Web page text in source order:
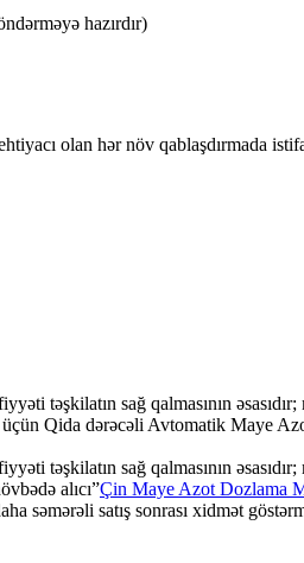
hazırdır)
olan hər növ qablaşdırmada
təşkilatın sağ qalmasının
Qida dərəcəli Avtomatik Maye
təşkilatın sağ qalmasının
alıcı”Çin Maye Azot Dozlama
səmərəli satış sonrası xidmət